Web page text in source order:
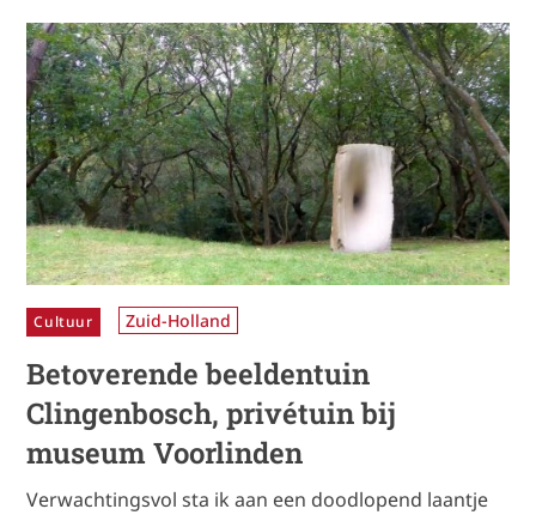
Cultuur Zuid-Holland
Betoverende beeldentuin
Clingenbosch, privétuin bij
museum Voorlinden
Verwachtingsvol sta ik aan een doodlopend laantje